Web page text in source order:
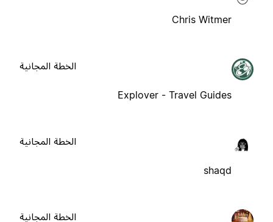
Chris Witmer
Explover - Travel Guides
الخطة المجانية
shaqd
الخطة المجانية
الخطة المجانية